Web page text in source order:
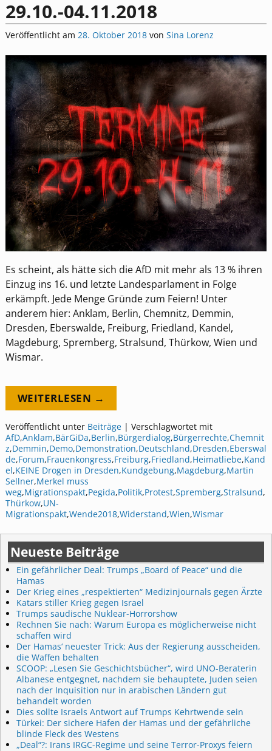
29.10.-04.11.2018
Veröffentlicht am 28. Oktober 2018 von Sina Lorenz
Es scheint, als hätte sich die AfD mit mehr als 13 % ihren
Einzug ins 16. und letzte Landesparlament in Folge
erkämpft. Jede Menge Gründe zum Feiern! Unter
anderem hier: Anklam, Berlin, Chemnitz, Demmin,
Dresden, Eberswalde, Freiburg, Friedland, Kandel,
Magdeburg, Spremberg, Stralsund, Thürkow, Wien und
Wismar.
WEITERLESEN →
Veröffentlicht unter Beiträge| Verschlagwortet mit
AfD,Anklam,BärGiDa,Berlin,Bürgerdialog,Bürgerrechte,Chemnit
z,Demmin,Demo,Demonstration,Deutschland,Dresden,Eberswal
de,Forum,Frauenkongress,Freiburg,Friedland,Heimatliebe,Kand
el,KEINE Drogen in Dresden,Kundgebung,Magdeburg,Martin
Sellner,Merkel muss
weg,Migrationspakt,Pegida,Politik,Protest,Spremberg,Stralsund,
Thürkow,UN-
Migrationspakt,Wende2018,Widerstand,Wien,Wismar
Neueste Beiträge
Ein gefährlicher Deal: Trumps „Board of Peace“ und die
Hamas
Der Krieg eines „respektierten“ Medizinjournals gegen Ärzte
Katars stiller Krieg gegen Israel
Trumps saudische Nuklear-Horrorshow
Rechnen Sie nach: Warum Europa es möglicherweise nicht
schaffen wird
Der Hamas‘ neuester Trick: Aus der Regierung ausscheiden,
die Waffen behalten
SCOOP: „Lesen Sie Geschichtsbücher“, wird UNO-Beraterin
Albanese entgegnet, nachdem sie behauptete, Juden seien
nach der Inquisition nur in arabischen Ländern gut
behandelt worden
Dies sollte Israels Antwort auf Trumps Kehrtwende sein
Türkei: Der sichere Hafen der Hamas und der gefährliche
blinde Fleck des Westens
„Deal“?: Irans IRGC-Regime und seine Terror-Proxys feiern